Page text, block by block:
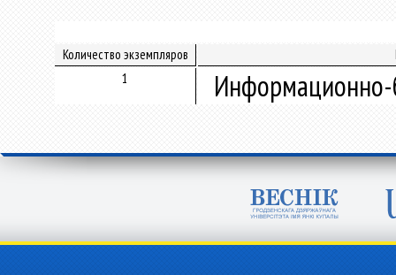
Количество экземпляров
1
Информационно-